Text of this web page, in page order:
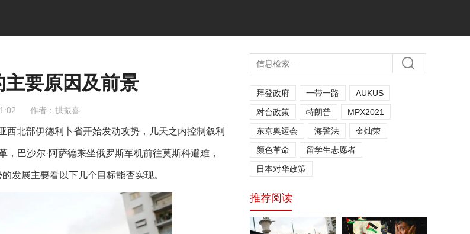
要原因及前景
作者：拱振喜
西北部伊德利卜省开始发动攻势，几天之内控制叙利
巴沙尔·阿萨德乘坐俄罗斯军机前往莫斯科避难，
发展主要看以下几个目标能否实现。
拜登政府 一带一路
AUKUS
对台政策
特朗普
MPX2021
东京奥运会
海警法
金灿荣
颜色革命
留学生志愿者
日本对华政策
推荐阅读